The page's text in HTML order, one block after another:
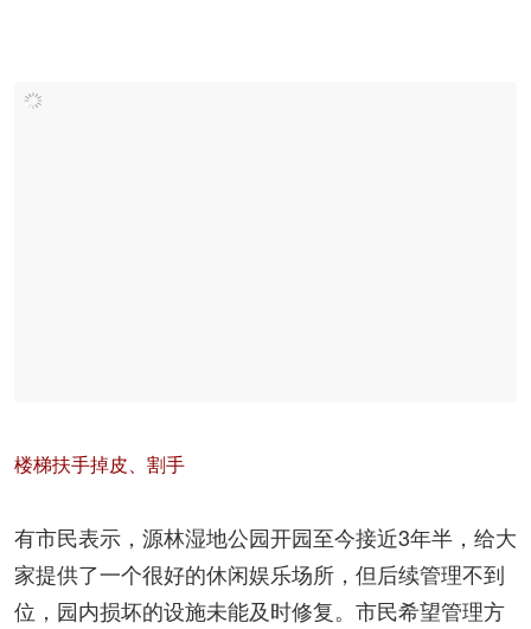
楼梯扶手掉皮、割手
有市民表示，源林湿地公园开园至今接近3年半，给大
家提供了一个很好的休闲娱乐场所，但后续管理不到
位，园内损坏的设施未能及时修复。市民希望管理方